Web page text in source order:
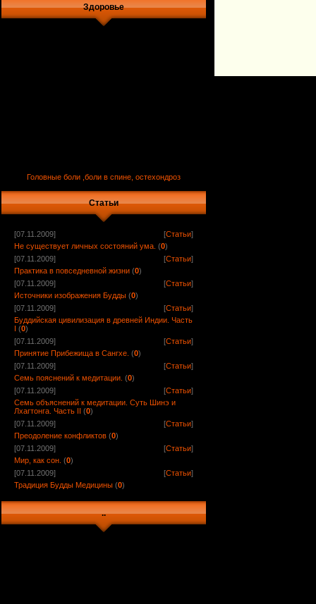
Здоровье
Головные боли ,боли в спине, остехондроз
Статьи
[07.11.2009] [Статьи]
Не существует личных состояний ума. (0)
[07.11.2009]
[Статьи]
Практика в повседневной жизни (0)
[07.11.2009]
[Статьи]
Источники изображения Будды (0)
[07.11.2009]
[Статьи]
Буддийская цивилизация в древней Индии. Часть
I (0)
[07.11.2009]
[Статьи]
Принятие Прибежища в Сангхе. (0)
[07.11.2009]
[Статьи]
Семь пояснений к медитации. (0)
[07.11.2009]
[Статьи]
Семь объяснений к медитации. Суть Шинэ и
Лхагтонга. Часть II (0)
[07.11.2009]
[Статьи]
Преодоление конфликтов (0)
[07.11.2009]
[Статьи]
Мир, как сон. (0)
[07.11.2009]
[Статьи]
Традиция Будды Медицины (0)
..